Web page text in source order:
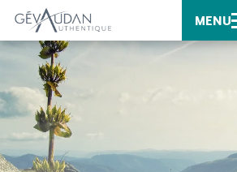
MENU